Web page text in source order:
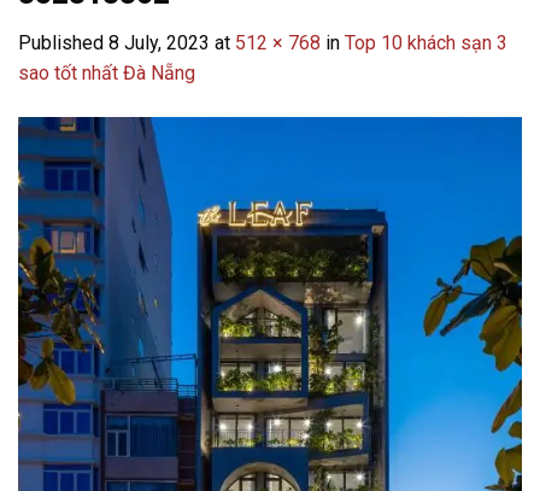
Published 8 July, 2023 at 512 × 768 in Top 10 khách sạn 3
sao tốt nhất Đà Nẵng